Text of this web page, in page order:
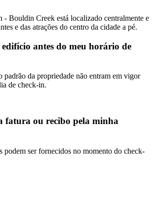
- Bouldin Creek está localizado centralmente e
e das atrações do centro da cidade a pé.
edifício antes do meu horário de
padrão da propriedade não entram em vigor
de check-in.
fatura ou recibo pela minha
podem ser fornecidos no momento do check-